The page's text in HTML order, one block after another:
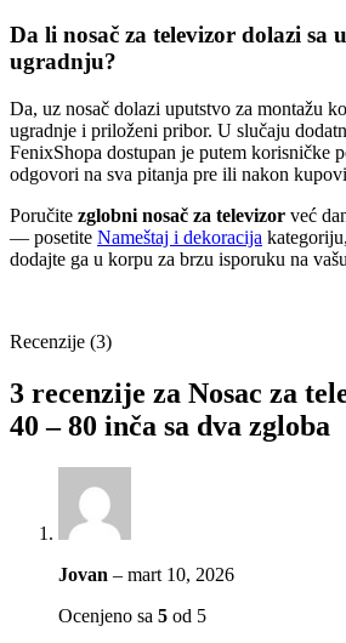
Da li nosač za televizor dolazi sa
ugradnju?
Da, uz nosač dolazi uputstvo za montažu
ugradnje i priloženi pribor. U slučaju
FenixShopa dostupan je putem korisničke
odgovori na sva pitanja pre ili nakon
Poručite zglobni nosač za televizor već
— posetite Nameštaj i dekoracija
dodajte ga u korpu za brzu isporuku na
Recenzije (3)
3 recenzije za Nosac za
40 – 80 inča sa dva zgloba
Jovan – mart 10, 2026
Ocenjeno sa 5 od 5